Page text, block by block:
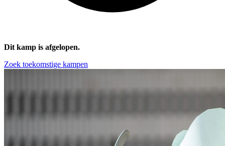
Dit kamp is afgelopen.
Zoek toekomstige kampen